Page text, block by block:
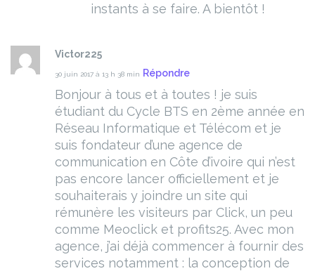
instants à se faire. A bientôt !
Victor225
30 juin 2017 à 13 h 38 min Répondre
Bonjour à tous et à toutes ! je suis
étudiant du Cycle BTS en 2ème année en
Réseau Informatique et Télécom et je
suis fondateur d’une agence de
communication en Côte d’ivoire qui n’est
pas encore lancer officiellement et je
souhaiterais y joindre un site qui
rémunère les visiteurs par Click, un peu
comme Meoclick et profits25. Avec mon
agence, j’ai déjà commencer à fournir des
services notamment : la conception de